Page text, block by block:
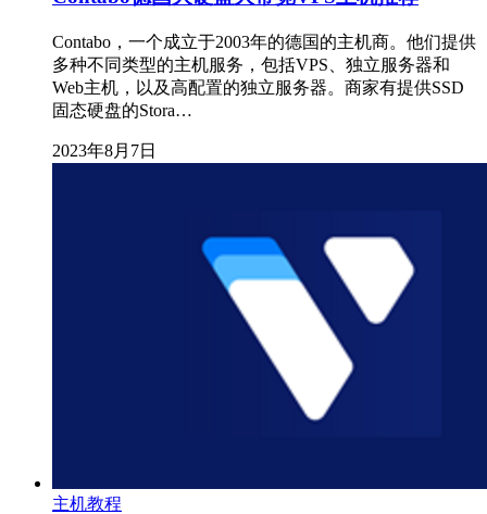
Contabo，一个成立于2003年的德国的主机商。他们提供
多种不同类型的主机服务，包括VPS、独立服务器和
Web主机，以及高配置的独立服务器。商家有提供SSD
固态硬盘的Stora…
2023年8月7日
主机教程